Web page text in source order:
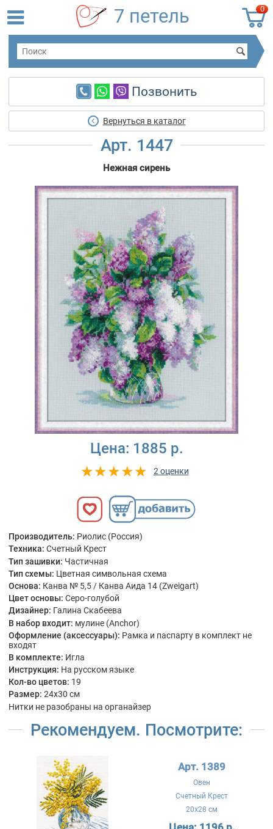
0
7 петель
Позвонить
Вернуться в каталог
Арт. 1447
Нежная сирень
Цена: 1885 р.
2 оценки
Производитель: Риолис (Россия)
Техника: Счетный Крест
Тип зашивки: Частичная
Тип схемы: Цветная символьная схема
Основа: Канва № 5,5 / Канва Аида 14 (Zweigart)
Цвет основы: Серо-голубой
Дизайнер: Галина Скабеева
В набор входит: мулине (Anchor)
Оформление (аксессуары): Рамка и паспарту в комплект не
входят
В комплекте: Игла
Инструкция: На русском языке
Кол-во цветов: 19
Размер: 24x30 см
Нитки не разобраны на органайзер
Рекомендуем. Посмотрите:
Арт. 1389
Овен
Счетный Крест
20x28 см